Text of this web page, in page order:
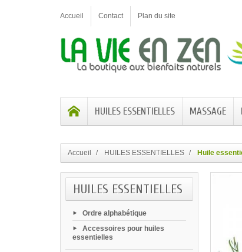
Accueil Contact Plan du site
HUILES ESSENTIELLES MASSAGE
Accueil HUILES ESSENTIELLES Huile
HUILES ESSENTIELLES
Ordre alphabétique
Accessoires pour huiles
essentielles